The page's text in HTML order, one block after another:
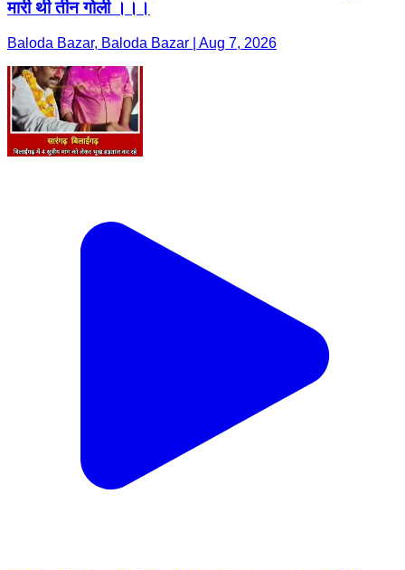
मारी थी तीन गोली ।।।
Baloda Bazar, Baloda Bazar | Aug 7, 2026